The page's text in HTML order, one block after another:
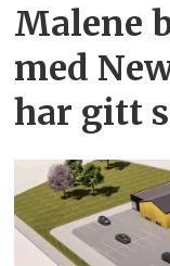
Malene
med
har gitt